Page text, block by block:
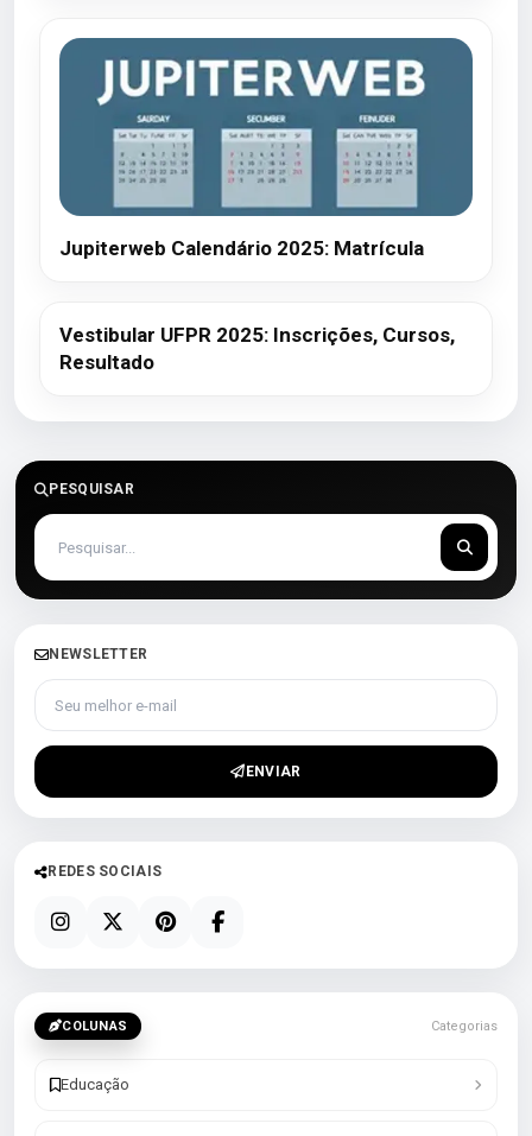
Jupiterweb Calendário 2025: Matrícula
Vestibular UFPR 2025: Inscrições, Cursos,
Resultado
PESQUISAR
NEWSLETTER
Seu melhor e-mail
ENVIAR
REDES SOCIAIS
COLUNAS Categorias
Educação